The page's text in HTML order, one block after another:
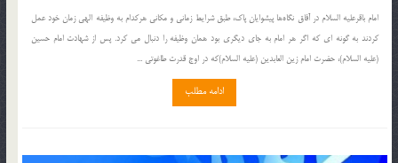
امام باقرعلیه السلام در آفاق نگاه‌ها پیشوایان پاک، طبق شرایط زمانی و مکانی هرکدام به وظیفه الهی زمان خود عمل
کردند به گونه ای که اگر هر امام به جای دیگری بود همان وظیفه را دنبال می کرد. پس از شهادت امام حسین
(علیه السلام)، حضرت امام زین العابدین (علیه السلام)که در اوج قدرت طاغوتی ...
ادامه مطلب